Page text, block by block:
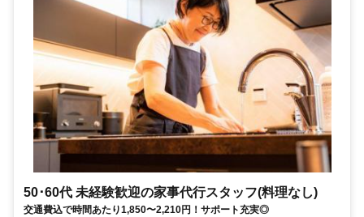
50･60代 未経験歓迎の家事代行スタッフ(料理なし)
交通費込で時間あたり1,850〜2,210円！サポート充実◎